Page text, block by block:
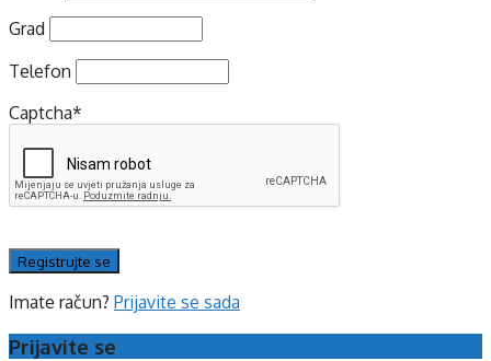
Grad
Telefon
Captcha*
Imate račun? Prijavite se sada
Prijavite se